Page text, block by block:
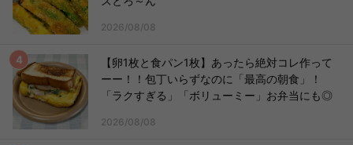
2026/08/08
【卵1枚と食パン1枚】あったら絶対コレ作って
ーー！！包丁いらずなのに「最高の朝食」！
「ラクすぎる」「ボリューミー」お弁当にも◎
2026/08/08